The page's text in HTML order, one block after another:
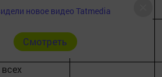
новое видео Tatmedia
Cмотреть